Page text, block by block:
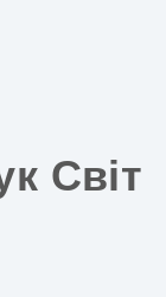
Світ